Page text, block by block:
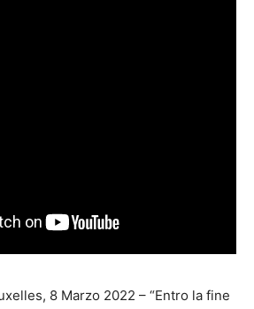
8 Marzo 2022 – “Entro la fine